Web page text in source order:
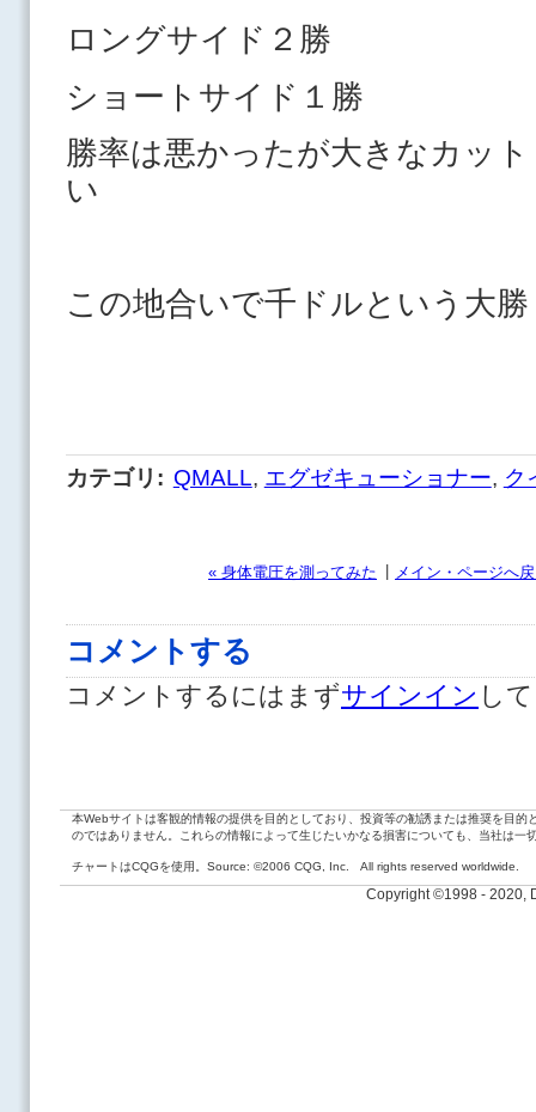
ロングサイド２勝
ショートサイド１勝
勝率は悪かったが大きなカッ
い
この地合いで千ドルという大勝
カテゴリ : QMALL, エグゼキューショナー, ク
« 身体電圧を測ってみた メイン・ページへ
コメントする
コメントするにはまずサインイン し
本Webサイトは客観的情報の提供を目的としており、投資等の勧誘または推奨を目
のではありません。これらの情報によって生じたいかなる損害についても、当社は一
チャートはCQGを使用。Source: ©2006 CQG, Inc. All rights reserved worldwide.
Copyright ©1998 - 2020,